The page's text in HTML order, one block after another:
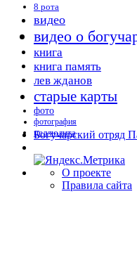
8 рота
видео
видео о
книга
книга память
лев жданов
старые карты
фото
фотография
целлюлита
Богучарский отряд
О проекте
Правила сайта